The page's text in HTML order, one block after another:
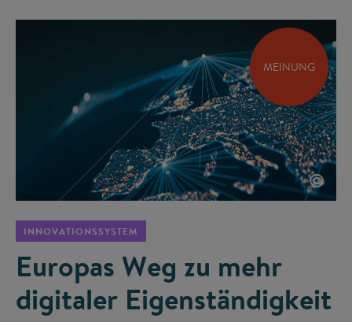
MEINUNG
©
INNOVATIONSSYSTEM
Europas Weg zu mehr
digitaler Eigenständigkeit